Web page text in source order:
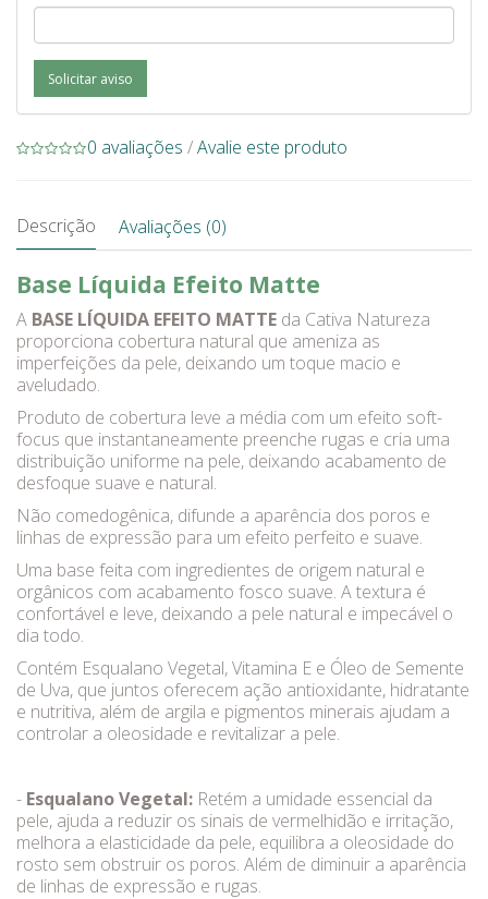
Solicitar aviso
0 avaliações /Avalie este produto
Descrição Avaliações (0)
Base Líquida Efeito Matte
A BASE LÍQUIDA EFEITO MATTE da Cativa Natureza
proporciona cobertura natural que ameniza as
imperfeições da pele, deixando um toque macio e
aveludado.
Produto de cobertura leve a média com um efeito soft-
focus que instantaneamente preenche rugas e cria uma
distribuição uniforme na pele, deixando acabamento de
desfoque suave e natural.
Não comedogênica, difunde a aparência dos poros e
linhas de expressão para um efeito perfeito e suave.
Uma base feita com ingredientes de origem natural e
orgânicos com acabamento fosco suave. A textura é
confortável e leve, deixando a pele natural e impecável o
dia todo.
Contém Esqualano Vegetal, Vitamina E e Óleo de Semente
de Uva, que juntos oferecem ação antioxidante, hidratante
e nutritiva, além de argila e pigmentos minerais ajudam a
controlar a oleosidade e revitalizar a pele.
- Esqualano Vegetal: Retém a umidade essencial da
pele, ajuda a reduzir os sinais de vermelhidão e irritação,
melhora a elasticidade da pele, equilibra a oleosidade do
rosto sem obstruir os poros. Além de diminuir a aparência
de linhas de expressão e rugas.